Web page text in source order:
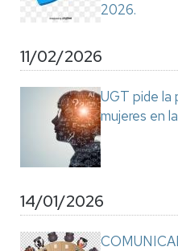
2026.
11/02/2026
UGT pide la
mujeres en
14/01/2026